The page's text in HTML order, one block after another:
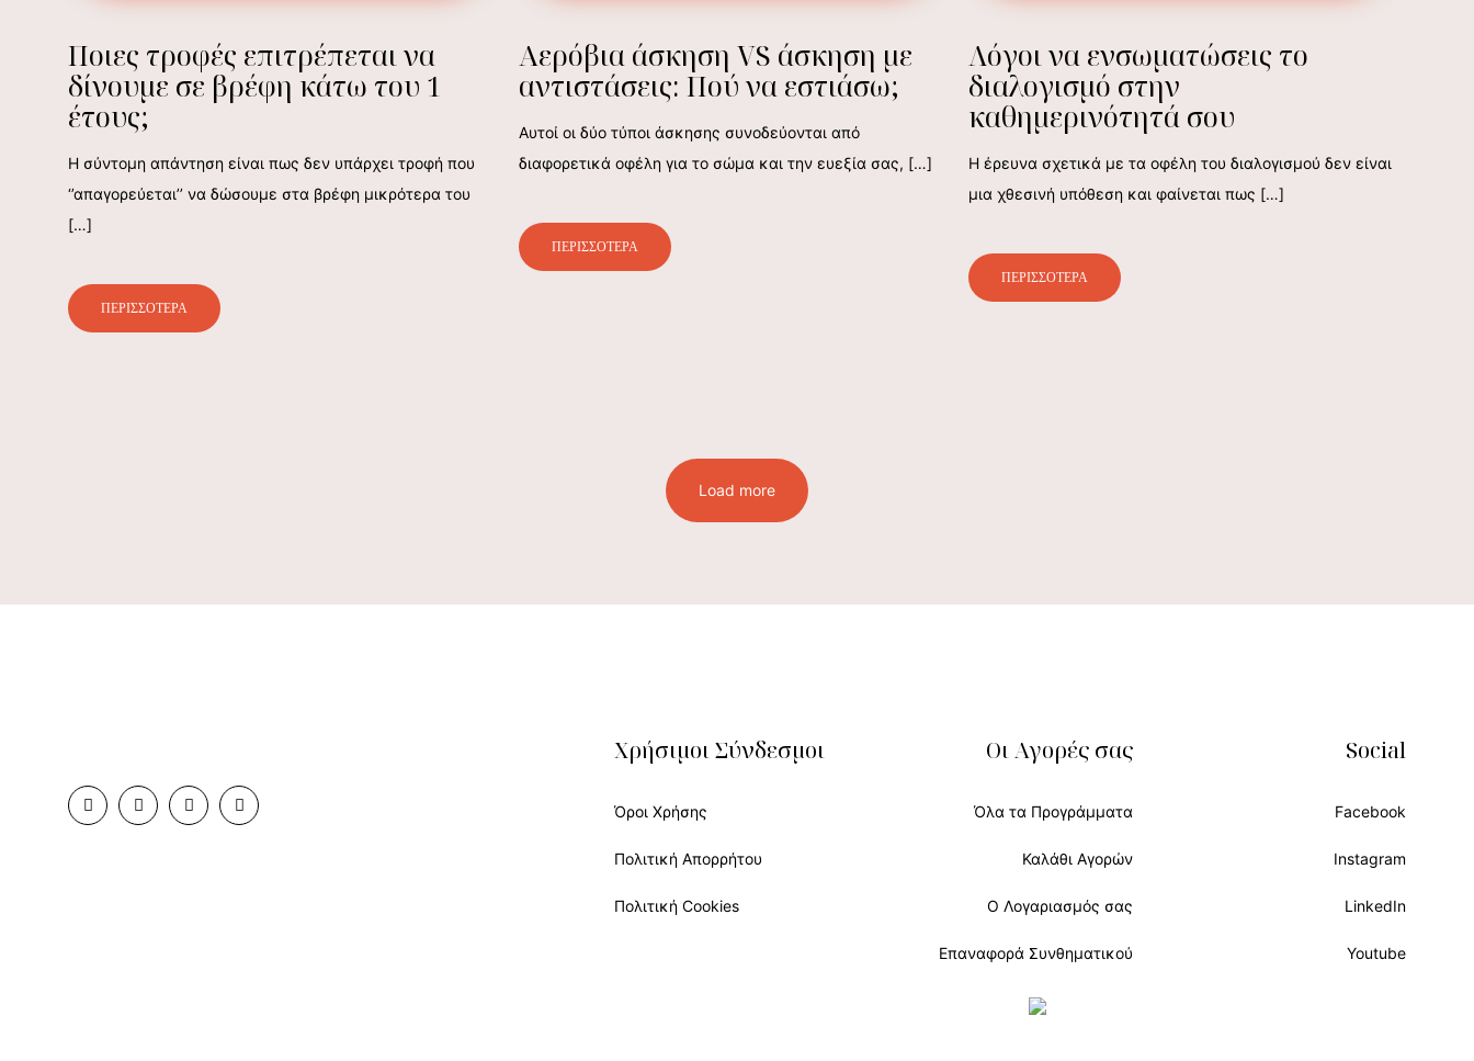
Ποιες τροφές επιτρέπεται να
δίνουμε σε βρέφη κάτω του 1
έτους;
H σύντομη απάντηση είναι πως δεν υπάρχει τροφή που
‘’απαγορεύεται’’ να δώσουμε στα βρέφη μικρότερα του
[…]
ΠΕΡΙΣΣΟΤΕΡΑ
Αερόβια άσκηση VS άσκηση με
αντιστάσεις: Πού να εστιάσω;
Αυτοί οι δύο τύποι άσκησης συνοδεύονται από
διαφορετικά οφέλη για το σώμα και την ευεξία σας, […]
ΠΕΡΙΣΣΟΤΕΡΑ
Λόγοι να ενσωματώσεις το
διαλογισμό στην
καθημερινότητά σου
Η έρευνα σχετικά με τα οφέλη του διαλογισμού δεν είναι
μια χθεσινή υπόθεση και φαίνεται πως […]
ΠΕΡΙΣΣΟΤΕΡΑ
Load more
Χρήσιμοι Σύνδεσμοι
Όροι Χρήσης
Πολιτική Απορρήτου
Πολιτική Cookies
Οι Αγορές σας
Όλα τα Προγράμματα
Καλάθι Αγορών
Ο Λογαριασμός σας
Επαναφορά Συνθηματικού
Social
Facebook
Instagram
LinkedIn
Youtube